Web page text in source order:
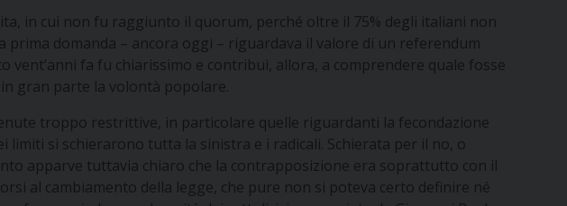
in cui non fu raggiunto il quorum, perché oltre il 75% degli italiani non
prima domanda – ancora oggi – riguardava il valore di un referendum
fa fu chiarissimo e contribuì, allora, a comprendere quale fosse
gran parte la volontà popolare.
troppo restrittive, in particolare quelle riguardanti la fecondazione
limiti si schierarono tutta la sinistra e i radicali. Schierata per il no, o
apparve tuttavia chiaro che la contrapposizione era soprattutto con il
al cambiamento della legge, che pure non si poteva certo definire né